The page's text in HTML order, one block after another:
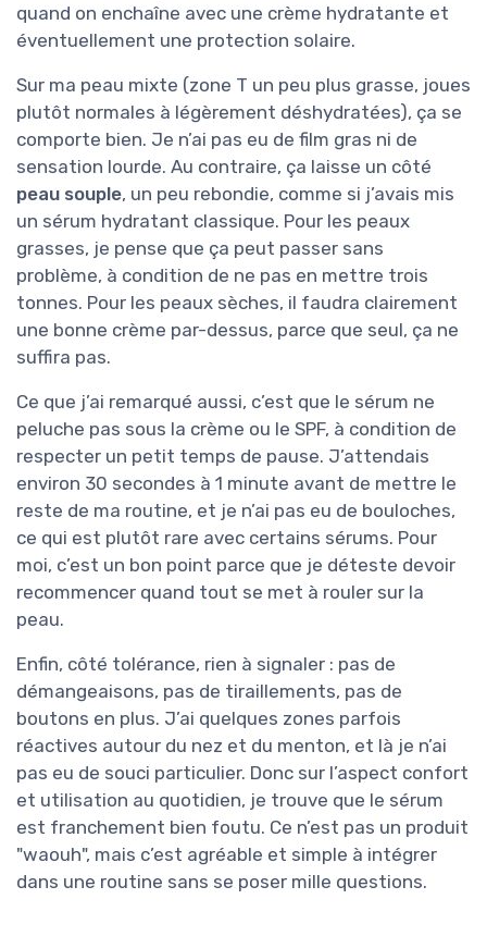
quand on enchaîne avec une crème hydratante et
éventuellement une protection solaire.
Sur ma peau mixte (zone T un peu plus grasse, joues
plutôt normales à légèrement déshydratées), ça se
comporte bien. Je n’ai pas eu de film gras ni de
sensation lourde. Au contraire, ça laisse un côté
peau souple, un peu rebondie, comme si j’avais mis
un sérum hydratant classique. Pour les peaux
grasses, je pense que ça peut passer sans
problème, à condition de ne pas en mettre trois
tonnes. Pour les peaux sèches, il faudra clairement
une bonne crème par-dessus, parce que seul, ça ne
suffira pas.
Ce que j’ai remarqué aussi, c’est que le sérum ne
peluche pas sous la crème ou le SPF, à condition de
respecter un petit temps de pause. J’attendais
environ 30 secondes à 1 minute avant de mettre le
reste de ma routine, et je n’ai pas eu de bouloches,
ce qui est plutôt rare avec certains sérums. Pour
moi, c’est un bon point parce que je déteste devoir
recommencer quand tout se met à rouler sur la
peau.
Enfin, côté tolérance, rien à signaler : pas de
démangeaisons, pas de tiraillements, pas de
boutons en plus. J’ai quelques zones parfois
réactives autour du nez et du menton, et là je n’ai
pas eu de souci particulier. Donc sur l’aspect confort
et utilisation au quotidien, je trouve que le sérum
est franchement bien foutu. Ce n’est pas un produit
"waouh", mais c’est agréable et simple à intégrer
dans une routine sans se poser mille questions.